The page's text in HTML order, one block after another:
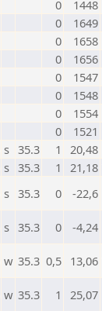
0
1448
0
1649
0
1658
0
1656
0
1547
0
1548
0
1554
0
1521
s 35.3 1 20,48
s 35.3 1 21,18
s 35.3 0 -22,6
s 35.3 0 -4,24
w 35.3 0,5 13,06
w 35.3 1 25,07